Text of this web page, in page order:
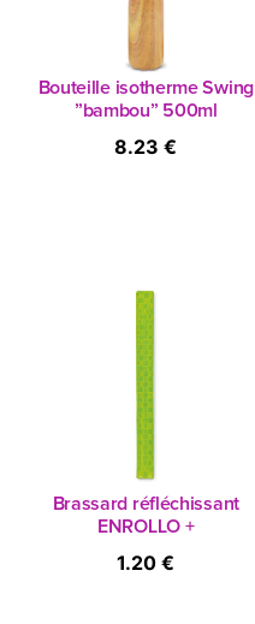
Bouteille isotherme Swing
”bambou” 500ml
8.23 €
Brassard réfléchissant
ENROLLO +
1.20 €